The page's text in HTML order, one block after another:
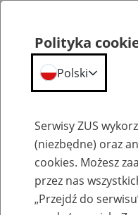
Dokumenty zgłoszeniowe i
Polityka
Polski
Serwisy ZUS
(niezbędne) oraz
cookies. Możesz
przez nas
„Przejdź do